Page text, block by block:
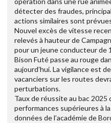
détecter des fraudes,
actions similaires sont
Nouvel excès de vitesse
relevés à hauteur de
pour un jeune conducteur de
Bison Futé passe au rouge
aujourd’hui. La vigilance est
vacanciers sur les routes
perturbations.
Taux de réussite au bac 2025
performances supérieures à
données de l’académie de